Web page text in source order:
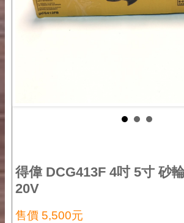
得偉 DCG413F 4吋 5寸 砂
20V
售價 5,500元